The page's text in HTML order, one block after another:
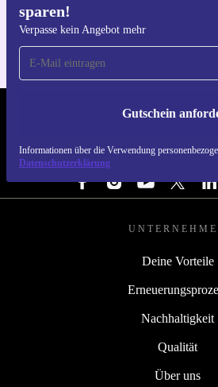
sparen!
Verpasse kein Angebot mehr
Gutschein
Informationen über die Verwendung
Datenschutzerklärung
REFURBED DEUTSCHLAND
FOLGE UNS
Deine Vorteile
Nachhaltigkeit
Qualität
Über uns